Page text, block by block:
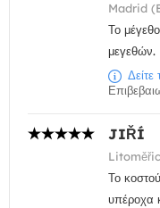
Madrid
Το
μεγεθών.
JIŘÍ
Το
υπέροχα